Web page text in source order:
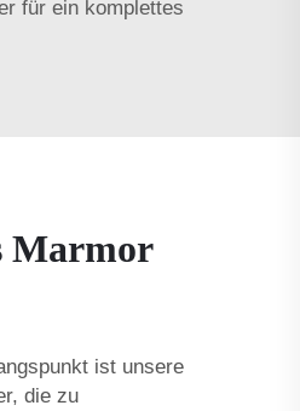
für ein komplettes
Marmor
ist unsere
die zu